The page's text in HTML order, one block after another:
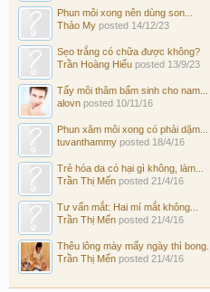
Phun môi xong nên dùng son...
Thảo My posted 14/12/23
Sẹo trắng có chữa được không?
Trần Hoàng Hiếu posted 13/9/23
Tẩy môi thâm bẩm sinh cho nam...
alovn posted 10/11/16
Phun xăm môi xong có phải dặm...
tuvanthammy posted 18/4/16
Trẻ hóa da có hại gì không, làm...
Trần Thị Mến posted 21/4/16
Tư vấn mắt: Hai mí mắt không...
Trần Thị Mến posted 21/4/16
Thêu lông mày mấy ngày thì bong...
Trần Thị Mến posted 21/4/16